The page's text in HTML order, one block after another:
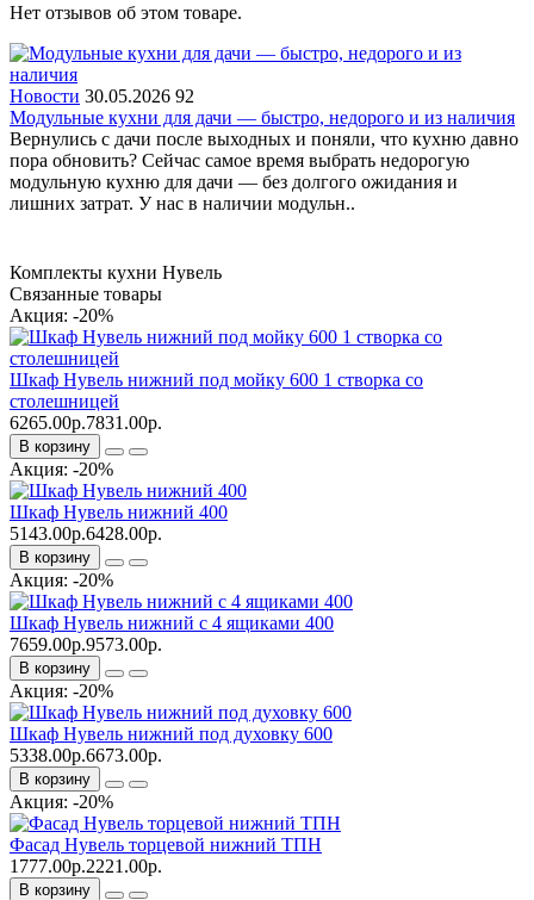
Нет отзывов об этом товаре.
Новости 30.05.2026 92
Модульные кухни для дачи — быстро, недорого и из наличия
Вернулись с дачи после выходных и поняли, что кухню давно
пора обновить? Сейчас самое время выбрать недорогую
модульную кухню для дачи — без долгого ожидания и
лишних затрат. У нас в наличии модульн..
Комплекты кухни Нувель
Связанные товары
Акция: -20%
Шкаф Нувель нижний под мойку 600 1 створка со
столешницей
6265.00р.7831.00р.
В корзину
Акция: -20%
Шкаф Нувель нижний 400
5143.00р.6428.00р.
В корзину
Акция: -20%
Шкаф Нувель нижний с 4 ящиками 400
7659.00р.9573.00р.
В корзину
Акция: -20%
Шкаф Нувель нижний под духовку 600
5338.00р.6673.00р.
В корзину
Акция: -20%
Фасад Нувель торцевой нижний ТПН
1777.00р.2221.00р.
В корзину